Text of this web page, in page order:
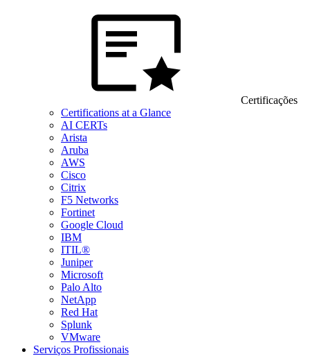
Certificações
Certifications at a Glance
AI CERTs
Arista
Aruba
AWS
Cisco
Citrix
F5 Networks
Fortinet
Google Cloud
IBM
ITIL®
Juniper
Microsoft
Palo Alto
NetApp
Red Hat
Splunk
VMware
Serviços Profissionais